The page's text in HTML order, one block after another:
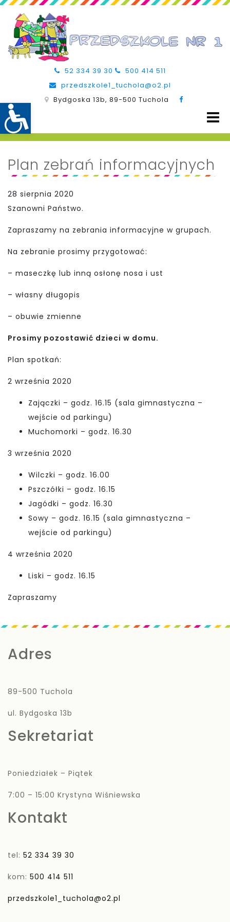
52 334 39 30
500 414 511
przedszkole1_tuchola@o2.pl
Bydgoska 13b, 89-500 Tuchola
Plan zebrań informacyjnych
28 sierpnia 2020
Szanowni Państwo.
Zapraszamy na zebrania informacyjne w grupach.
Na zebranie prosimy przygotować:
– maseczkę lub inną osłonę nosa i ust
– własny długopis
– obuwie zmienne
Prosimy pozostawić dzieci w domu.
Plan spotkań:
2 września 2020
Zajączki – godz. 16.15 (sala gimnastyczna –
wejście od parkingu)
Muchomorki – godz. 16.30
3 września 2020
Wilczki – godz. 16.00
Pszczółki – godz. 16.15
Jagódki – godz. 16.30
Sowy – godz. 16.15 (sala gimnastyczna –
wejście od parkingu)
4 września 2020
Liski – godz. 16.15
Zapraszamy
Adres
89-500 Tuchola
ul. Bydgoska 13b
Sekretariat
Poniedziałek – Piątek
7:00 – 15:00 Krystyna Wiśniewska
Kontakt
tel: 52 334 39 30
kom: 500 414 511
przedszkole1_tuchola@o2.pl